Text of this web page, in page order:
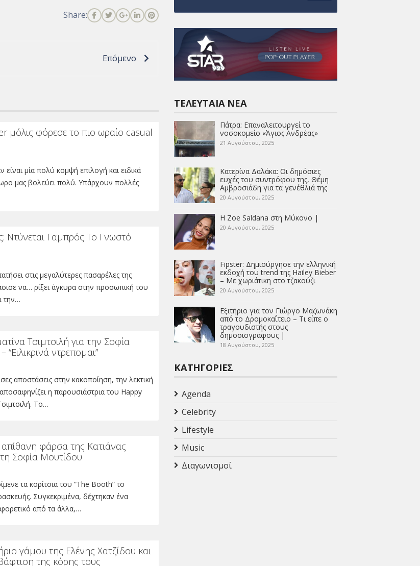
Share:
Επόμενο
μόλις φόρεσε το πιο ωραίο casual
είναι μία πολύ κομψή επιλογή και ειδικά
μας βολεύει πολύ. Υπάρχουν πολλές
Ντύνεται Γαμπρός Το Γνωστό
στις μεγαλύτερες πασαρέλες της
να… ρίξει άγκυρα στην προσωπική του
την…
Τσιμτσιλή για την Σοφία
ντρεπομαι”
αποστάσεις στην κακοποίηση, την λεκτική
η παρουσιάστρια του Happy
Το…
φάρσα της Κατιάνας
Σοφία Μουτίδου
τα κορίτσια του “The Booth” το
Συγκεκριμένα, δέχτηκαν ένα
από τα άλλα,…
γάμου της Ελένης Χατζίδου και
της κόρης τους
ΤΕΛΕΥΤΑΊΑ ΝΈΑ
Πάτρα: Επαναλειτουργεί το
νοσοκομείο «Άγιος Ανδρέας»
21 Αυγούστου, 2025
Κατερίνα Δαλάκα: Οι δημόσιες
ευχές του συντρόφου της, Θέμη
Αμβροσιάδη για τα γενέθλιά της
20 Αυγούστου, 2025
Η Zoe Saldana στη Μύκονο |
20 Αυγούστου, 2025
Fipster: Δημιούργησε την ελληνική
εκδοχή του trend της Hailey Bieber
– Με χωριάτικη στο τζακούζι
20 Αυγούστου, 2025
Εξιτήριο για τον Γιώργο Μαζωνάκη
από το Δρομοκαΐτειο – Τι είπε ο
τραγουδιστής στους
δημοσιογράφους |
18 Αυγούστου, 2025
ΚΑΤΗΓΟΡΊΕΣ
Agenda
Celebrity
Lifestyle
Music
Διαγωνισμοί